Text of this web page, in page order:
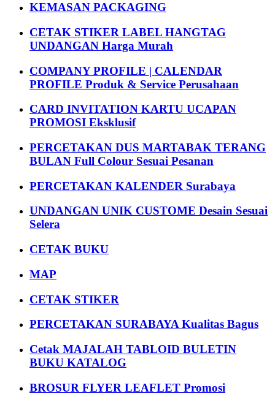
KEMASAN PACKAGING
CETAK STIKER LABEL HANGTAG
UNDANGAN Harga Murah
COMPANY PROFILE | CALENDAR
PROFILE Produk & Service Perusahaan
CARD INVITATION KARTU UCAPAN
PROMOSI Eksklusif
PERCETAKAN DUS MARTABAK TERANG
BULAN Full Colour Sesuai Pesanan
PERCETAKAN KALENDER Surabaya
UNDANGAN UNIK CUSTOME Desain Sesuai
Selera
CETAK BUKU
MAP
CETAK STIKER
PERCETAKAN SURABAYA Kualitas Bagus
Cetak MAJALAH TABLOID BULETIN
BUKU KATALOG
BROSUR FLYER LEAFLET Promosi